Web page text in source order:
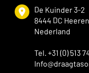
De Kuinder 3-2
8444 DC
Nederland
Tel. +31 (0) 513